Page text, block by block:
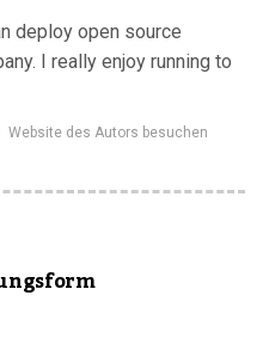
deploy open source
I really enjoy running to
Website des Autors besuchen